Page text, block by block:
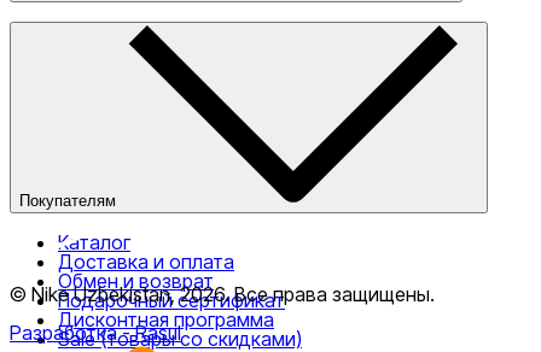
О компании
Наши магазины
Публичная оферта
Покупателям
Каталог
Доставка и оплата
Обмен и возврат
Подарочный сертификат
Дисконтная программа
Sale (товары со скидками)
© Nike Uzbekistan,2026.Все права защищены.
Разработка- Rasul